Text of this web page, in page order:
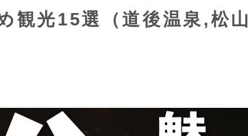
観光15選（道後温泉,松山